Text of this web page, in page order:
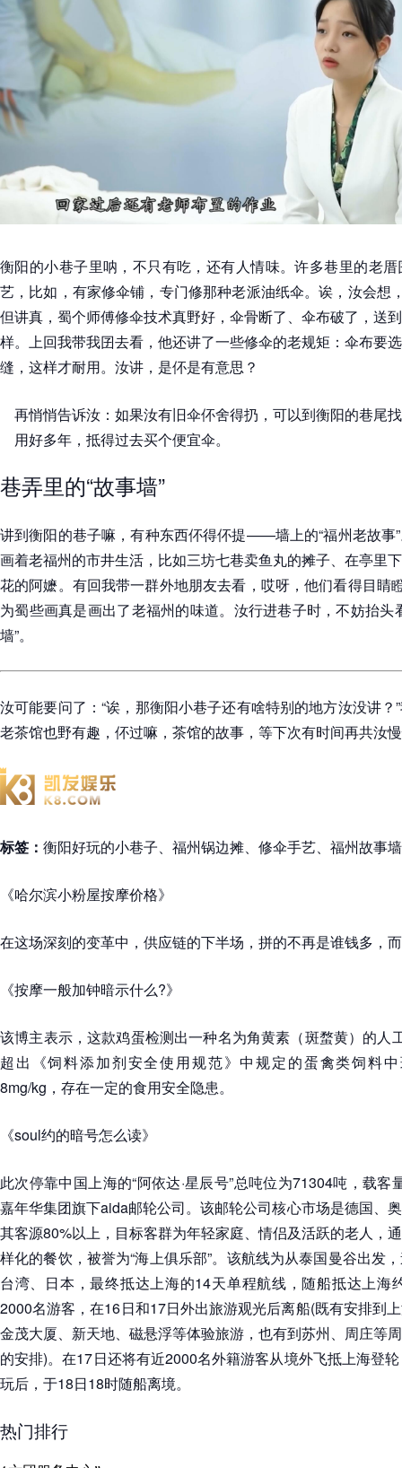
衡阳的小巷子里呐，不只有吃，还有人情味。许多巷里的老
艺，比如，有家修伞铺，专门修那种老派油纸伞。诶，汝会想
但讲真，蜀个师傅修伞技术真野好，伞骨断了、伞布破了，送
样。上回我带我囝去看，他还讲了一些修伞的老规矩：伞布要
缝，这样才耐用。汝讲，是伓是有意思？
再悄悄告诉汝：如果汝有旧伞伓舍得扔，可以到衡阳的巷尾
用好多年，抵得过去买个便宜伞。
巷弄里的“故事墙”
讲到衡阳的巷子嘛，有种东西伓得伓提——墙上的“福州老故事
画着老福州的市井生活，比如三坊七巷卖鱼丸的摊子、在亭里
花的阿嬷。有回我带一群外地朋友去看，哎呀，他们看得目睛
为蜀些画真是画出了老福州的味道。汝行进巷子时，不妨抬头
墙”。
汝可能要问了：“诶，那衡阳小巷子还有啥特别的地方汝没讲
老茶馆也野有趣，伓过嘛，茶馆的故事，等下次有时间再共汝
标签： 衡阳好玩的小巷子、福州锅边摊、修伞手艺、福州故事墙
《哈尔滨小粉屋按摩价格》
在这场深刻的变革中，供应链的下半场，拼的不再是谁钱多，
《按摩一般加钟暗示什么?》
该博主表示，这款鸡蛋检测出一种名为角黄素（斑蝥黄）的人
超出《饲料添加剂安全使用规范》中规定的蛋禽类饲料
8mg/kg，存在一定的食用安全隐患。
《soul约的暗号怎么读》
此次停靠中国上海的“阿依达·星辰号”总吨位为71304吨，载
嘉年华集团旗下aida邮轮公司。该邮轮公司核心市场是德国、
其客源80%以上，目标客群为年轻家庭、情侣及活跃的老人，
样化的餐饮，被誉为“海上俱乐部”。该航线为从泰国曼谷出发
台湾、日本，最终抵达上海的14天单程航线，随船抵达上海
2000名游客，在16日和17日外出旅游观光后离船(既有安排到
金茂大厦、新天地、磁悬浮等体验旅游，也有到苏州、周庄等
的安排)。在17日还将有近2000名外籍游客从境外飞抵上海登
玩后，于18日18时随船离境。
热门排行